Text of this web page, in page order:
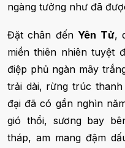
ngàng tưởng như đã
Đặt chân đến Yên Tử,
miền thiên nhiên tuyệt
điệp phủ ngàn mây
trải dài, rừng trúc
đại đã có gần nghìn
gió thổi, sương bay
tháp, am mang đậm